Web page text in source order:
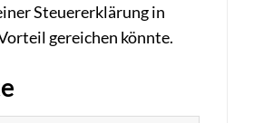
Steuererklärung in
gereichen könnte.